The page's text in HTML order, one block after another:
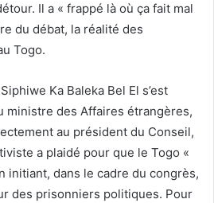
Il a « frappé là où ça fait mal
du débat, la réalité des
Togo.
Ka Baleka Bel El s’est
ministre des Affaires étrangères,
au président du Conseil,
a plaidé pour que le Togo «
initiant, dans le cadre du congrès,
des prisonniers politiques. Pour